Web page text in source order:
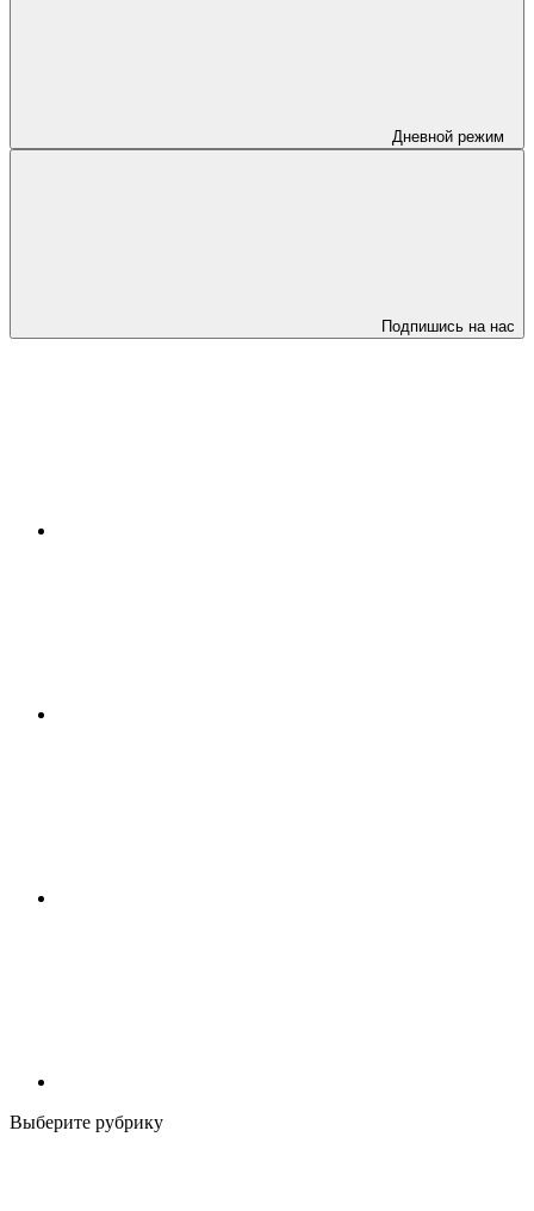
Дневной режим
Подпишись на нас
Выберите рубрику